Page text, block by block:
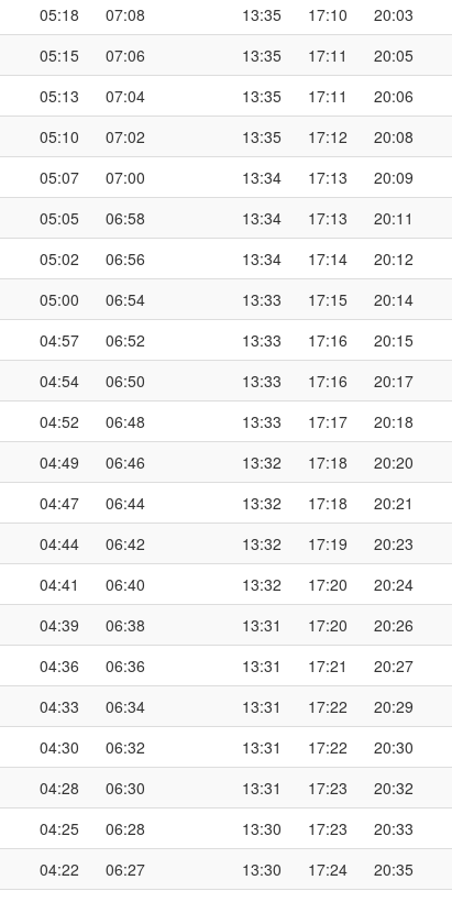
05:18 07:08 13:35 17:10 20:03
05:15 07:06 13:35 17:11 20:05
05:13 07:04 13:35 17:11 20:06
05:10 07:02 13:35 17:12 20:08
05:07 07:00 13:34 17:13 20:09
05:05 06:58 13:34 17:13 20:11
05:02 06:56 13:34 17:14 20:12
05:00 06:54 13:33 17:15 20:14
04:57 06:52 13:33 17:16 20:15
04:54 06:50 13:33 17:16 20:17
04:52 06:48 13:33 17:17 20:18
04:49 06:46 13:32 17:18 20:20
04:47 06:44 13:32 17:18 20:21
04:44 06:42 13:32 17:19 20:23
04:41 06:40 13:32 17:20 20:24
04:39 06:38 13:31 17:20 20:26
04:36 06:36 13:31 17:21 20:27
04:33 06:34 13:31 17:22 20:29
04:30 06:32 13:31 17:22 20:30
04:28 06:30 13:31 17:23 20:32
04:25 06:28 13:30 17:23 20:33
04:22 06:27 13:30 17:24 20:35